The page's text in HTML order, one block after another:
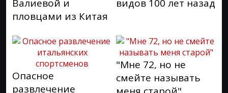
Валиевой и
пловцами из Китая
видов 100 лет назад
Опасное
развлечение
"Мне 72, но не
смейте называть